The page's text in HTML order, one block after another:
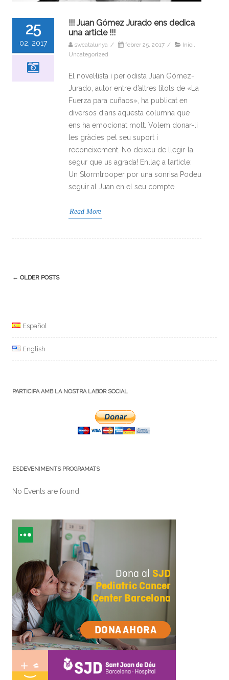
25
02, 2017
!!! Juan Gómez Jurado ens dedica
una article !!!
swcatalunya / febrer 25, 2017 / Inici,
Uncategorized
El novel·lista i periodista Juan Gómez-
Jurado, autor entre d’altres títols de «La
Fuerza para cuñaos», ha publicat en
diversos diaris aquesta columna que
ens ha emocionat molt. Volem donar-li
les gràcies pel seu suport i
reconeixement. No deixeu de llegir-la,
segur que us agrada! Enllaç a l’article:
Un Stormtrooper por una sonrisa Podeu
seguir al Juan en el seu compte
Read More
Post
← OLDER POSTS
Español
English
PARTICIPA AMB LA NOSTRA LABOR SOCIAL
ESDEVENIMENTS PROGRAMATS
No Events are found.